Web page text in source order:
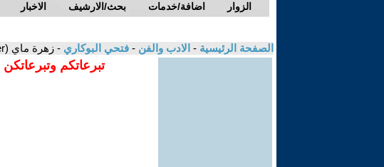
الاخبار بحث/الارشيف اضافة/خدمات الزوار
الصفحة الرئيسية - الادب والفن - فتحي البوكاري - زهرة ماي (Mayflower)
تبرعاتكم